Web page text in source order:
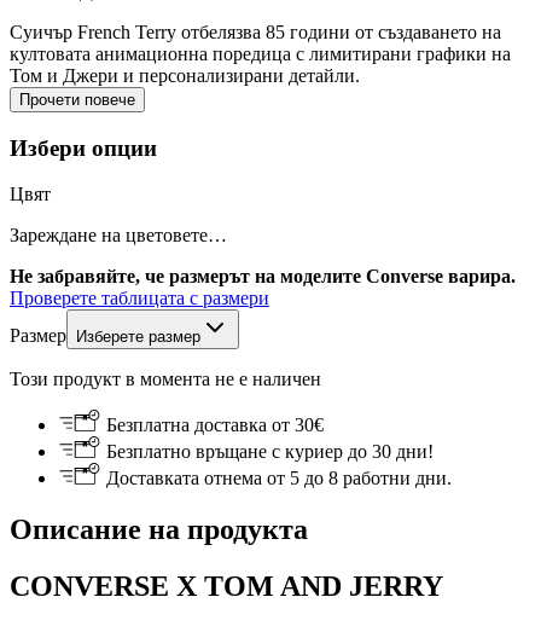
Суичър French Terry отбелязва 85 години от създаването на
култовата анимационна поредица с лимитирани графики на
Том и Джери и персонализирани детайли.
Прочети повече
Избери опции
Цвят
Зареждане на цветовете…
Не забравяйте, че размерът на моделите Converse варира.
Проверете таблицата с размери
Размер
Изберете размер
Този продукт в момента не е наличен
Безплатна доставка от 30€
Безплатно връщане с куриер до 30 дни!
Доставката отнема от 5 до 8 работни дни.
Описание на продукта
CONVERSE X TOM AND JERRY